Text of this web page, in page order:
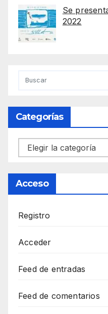
Se
2022
Categorías
Categorías
Acceso
Registro
Acceder
Feed de entradas
Feed de comentarios